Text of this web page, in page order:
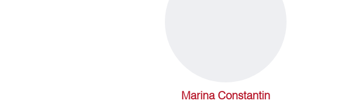
Marina Constantin